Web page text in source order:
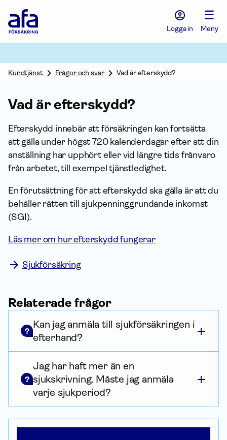
Försäkring
Logga in
☰
Meny
Kundtjänst Frågor och svar Vad är efterskydd?
Vad är efterskydd?
Efterskydd innebär att försäkringen kan fortsätta
att gälla under högst 720 kalenderdagar efter att din
an­ställning har upphört eller vid längre tids frånvaro
från arbetet, till exempel tjänstledighet.
En förutsättning för att efterskydd ska gälla är att du
behåller rätten till sjuk­penning­grundande inkomst
(SGI).
Läs mer om hur efterskydd fungerar
Sjukförsäkring
Relaterade frågor
?
Kan jag anmäla till sjukförsäkringen i
efterhand?
?
Jag har haft mer än en
sjukskrivning. Måste jag anmäla
varje sjukperiod?